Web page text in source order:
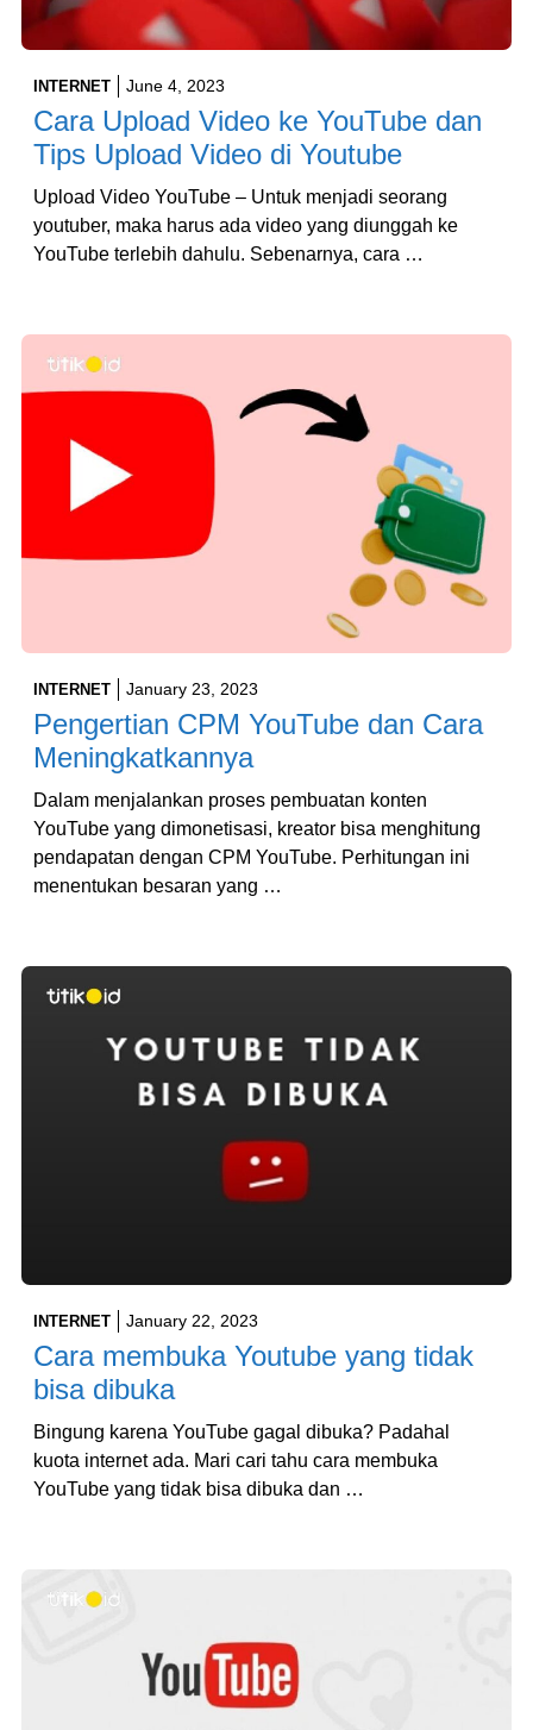
INTERNET June 4, 2023
Cara Upload Video ke YouTube dan
Tips Upload Video di Youtube
Upload Video YouTube – Untuk menjadi seorang
youtuber, maka harus ada video yang diunggah ke
YouTube terlebih dahulu. Sebenarnya, cara …
INTERNET January 23, 2023
Pengertian CPM YouTube dan Cara
Meningkatkannya
Dalam menjalankan proses pembuatan konten
YouTube yang dimonetisasi, kreator bisa menghitung
pendapatan dengan CPM YouTube. Perhitungan ini
menentukan besaran yang …
INTERNET January 22, 2023
Cara membuka Youtube yang tidak
bisa dibuka
Bingung karena YouTube gagal dibuka? Padahal
kuota internet ada. Mari cari tahu cara membuka
YouTube yang tidak bisa dibuka dan …